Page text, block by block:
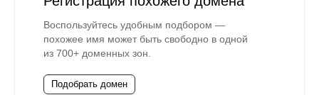
Воспользуйтесь удобным подбором —
похожее имя может быть свободно в одной
из 700+ доменных зон.
Подобрать домен